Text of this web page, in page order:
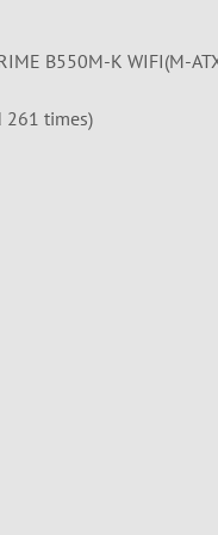
B550M-K WIFI(M-
261 times)